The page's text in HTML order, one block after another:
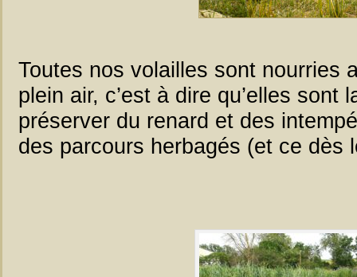
Toutes nos volailles sont nourries
plein air, c’est à dire qu’elles sont
préserver du renard et des
des parcours herbagés (et ce dès